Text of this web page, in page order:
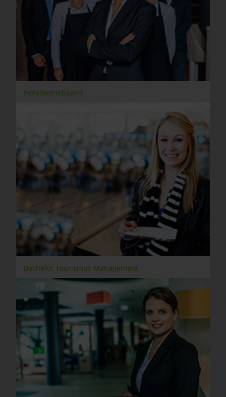
Hotelbetriebswirt
Bachelor Tourismus Management